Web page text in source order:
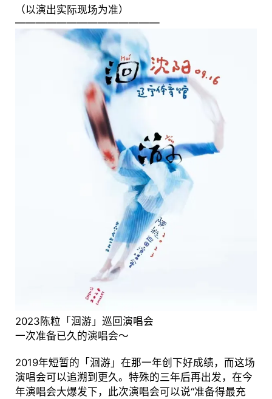
（以演出实际现场为准）
——————————————
2023陈粒「洄游」巡回演唱会
一次准备已久的演唱会～
2019年短暂的「洄游」在那一年创下好成绩，而这场
演唱会可以追溯到更久。特殊的三年后再出发，在今
年演唱会大爆发下，此次演唱会可以说“准备得最充